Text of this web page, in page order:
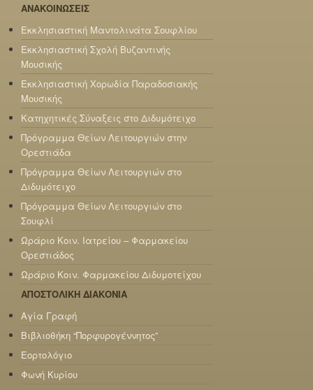
ΑΝΑΚΟΙΝΩΣΕΙΣ
Εκκλησιαστική Μαντολινάτα Σουφλίου
Εκκλησιαστική Σχολή Βυζαντινής
Μουσικής
Εκκλησιαστική Χορωδία Παραδοσιακής
Μουσικής
Κατηχητικές Σύναξεις στο Διδυμότειχο
Πρόγραμμα Θείων Λειτουργιών στην
Ορεστιάδα
Πρόγραμμα Θείων Λειτουργιών στο
Διδυμότειχο
Πρόγραμμα Θείων Λειτουργιών στο
Σουφλί
Ωράριο Κοιν. Ιατρείου – Φαρμακείου
Ορεστιάδος
Ωράριο Κοιν. Φαρμακείου Διδυμοτείχου
ΑΠΟΣΤΟΛΙΚΗ ΔΙΑΚΟΝΙΑ
Αγία Γραφή
Βιβλιοθήκη “Πορφυρογέννητος”
Εορτολόγιο
Φωνή Κυρίου